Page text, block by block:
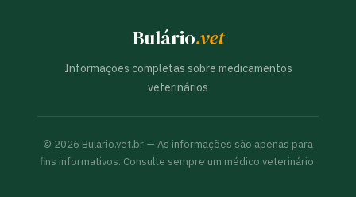
Bulário.vet
Informações completas sobre medicamentos
veterinários
© 2026 Bulario.vet.br — As informações são apenas para
fins informativos. Consulte sempre um médico veterinário.